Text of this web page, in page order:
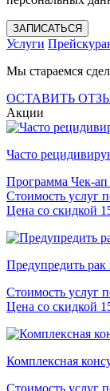
ЗАПИСАТЬСЯ
Услуги
Мы стараемся
ОСТАВИТЬ
Акции
Часто
Программа Чек-ап
Стоимость услуг
Цена со скидкой
Предупредить
Стоимость услуг
Цена со скидкой
Комплексная